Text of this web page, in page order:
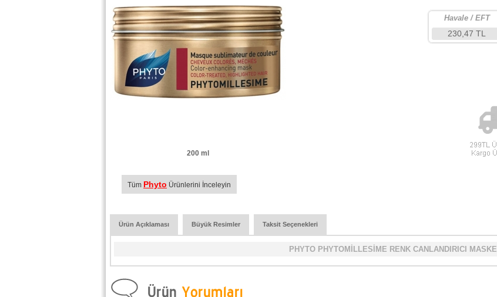
200 ml
Havale / EFT
230,47 TL
Tüm Phyto Ürünlerini İnceleyin
Ürün Açıklaması Büyük Resimler Taksit Seçenekleri
PHYTO PHYTOMİLLESİME RENK CANLANDIRICI MASKE